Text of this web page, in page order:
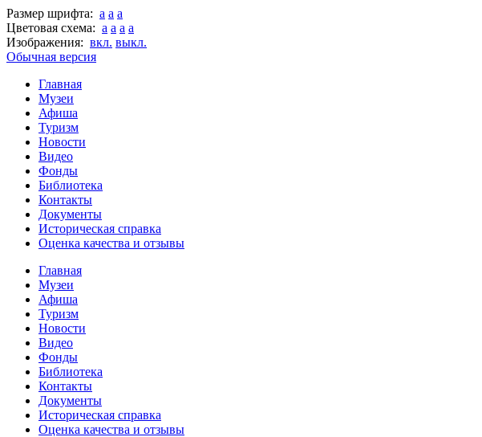
Размер шрифта: a a a
Цветовая схема: a a a a
Изображения: вкл. выкл.
Обычная версия
Главная
Музеи
Афиша
Туризм
Новости
Видео
Фонды
Библиотека
Контакты
Документы
Историческая справка
Оценка качества и отзывы
Главная
Музеи
Афиша
Туризм
Новости
Видео
Фонды
Библиотека
Контакты
Документы
Историческая справка
Оценка качества и отзывы